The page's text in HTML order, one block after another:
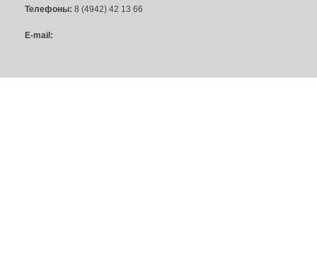
Телефоны: 8 (4942) 42 13 66
E-mail: